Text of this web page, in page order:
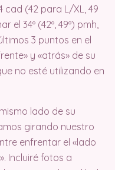
cad (42 para L/XL, 49
el 34º (42º, 49º) pmh,
3 puntos en el
y «atrás» de su
no esté utilizando en
lado de su
girando nuestro
enfrentar el «lado
Incluiré fotos a